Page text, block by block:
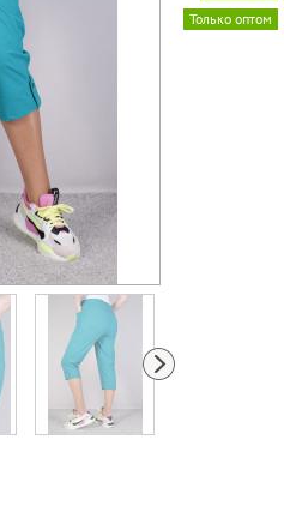
Только оптом